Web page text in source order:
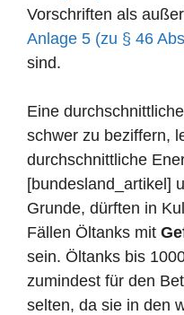
Vorschriften als
Anlage 5 (zu § 46
sind.
Eine
schwer zu beziffern,
durchschnittliche
[bundesland_artikel]
Grunde, dürften in
Fällen Öltanks mit
sein. Öltanks bis
zumindest für den
selten, da sie in den